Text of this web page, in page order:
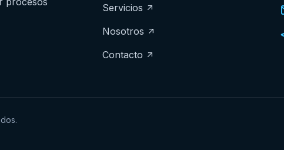
Servicios
Nosotros
Contacto